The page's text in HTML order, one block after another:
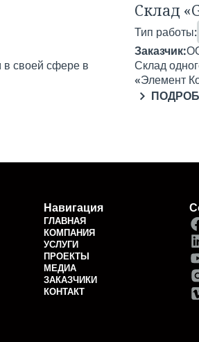
в своей сфере в
Склад
Тип работы:
Заказчик:
Склад
«Элемент
Навигация
ГЛАВНАЯ
КОМПАНИЯ
УСЛУГИ
ПРОЕКТЫ
МЕДИА
ЗАКАЗЧИКИ
КОНТАКТ